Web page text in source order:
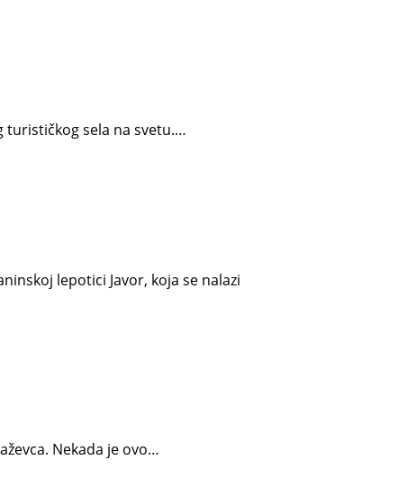
turističkog sela na svetu.…
lepotici Javor, koja se nalazi
Nekada je ovo…